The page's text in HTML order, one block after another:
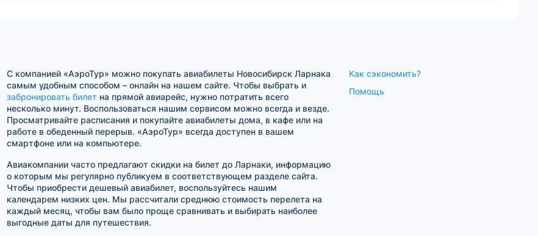
С компанией «АэроТур» можно покупать авиабилеты Новосибирск Ларнака
самым удобным способом – онлайн на нашем сайте. Чтобы выбрать и
забронировать билет на прямой авиарейс, нужно потратить всего
несколько минут. Воспользоваться нашим сервисом можно всегда и везде.
Просматривайте расписания и покупайте авиабилеты дома, в кафе или на
работе в обеденный перерыв. «АэроТур» всегда доступен в вашем
смартфоне или на компьютере.
Авиакомпании часто предлагают скидки на билет до Ларнаки, информацию
о которым мы регулярно публикуем в соответствующем разделе сайта.
Чтобы приобрести дешевый авиабилет, воспользуйтесь нашим
календарем низких цен. Мы рассчитали среднюю стоимость перелета на
каждый месяц, чтобы вам было проще сравнивать и выбирать наиболее
выгодные даты для путешествия.
Как сэкономить?
Помощь